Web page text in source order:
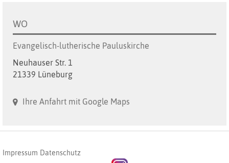
WO
Evangelisch-lutherische Pauluskirche
Neuhauser Str. 1
21339 Lüneburg
Ihre Anfahrt mit Google Maps
Impressum Datenschutz